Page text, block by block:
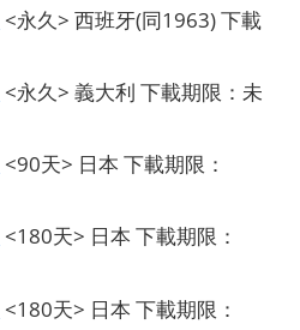
<永久> 西班牙(同1963) 下載
<永久> 義大利 下載期限：未
<90天> 日本 下載期限：
<180天> 日本 下載期限：
<180天> 日本 下載期限：